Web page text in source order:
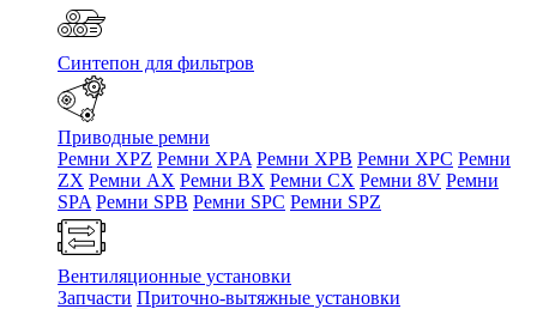
Синтепон для фильтров
Приводные ремни
Ремни XPZ Ремни XPA Ремни XPB Ремни XPC Ремни
ZX Ремни AX Ремни BX Ремни CX Ремни 8V Ремни
SPA Ремни SPB Ремни SPC Ремни SPZ
Вентиляционные установки
Запчасти Приточно-вытяжные установки